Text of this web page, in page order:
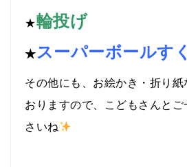
★輪投げ
★スーパーボールす
その他にも、お絵かき・折り
おりますので、こどもさんと
さいね